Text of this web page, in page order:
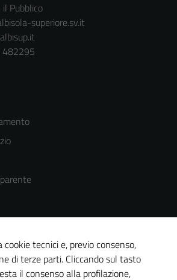
Pubblico
superiore.sv.it
482295
del sito
tecnici e, previo consenso,
di terze parti. Cliccando sul tasto
il consenso alla profilazione,
disabilitati.
non raccolgono
informazioni
personali.